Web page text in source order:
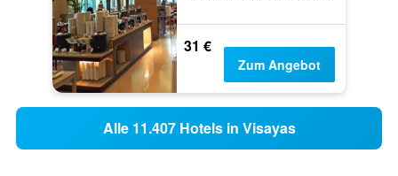
31 €
Zum Angebot
Alle 11.407 Hotels in Visayas